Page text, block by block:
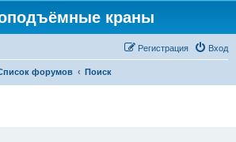
краны
Вход
Регистрация
форумов Поиск